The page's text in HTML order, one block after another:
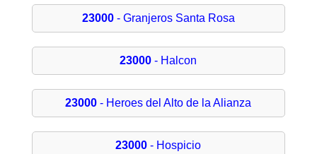
23000- Granjeros Santa Rosa
23000 - Halcon
23000 - Heroes del Alto de la Alianza
23000 - Hospicio